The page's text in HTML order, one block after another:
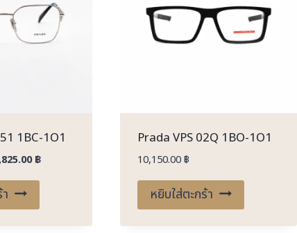
1BC-1O1
฿.
฿Current
Prada VPS 02Q 1BO-1O1
10,150.00฿
หยิบใส่ตะกร้า